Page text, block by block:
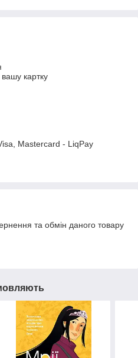
картку
Mastercard - LiqPay
та обмін даного товару